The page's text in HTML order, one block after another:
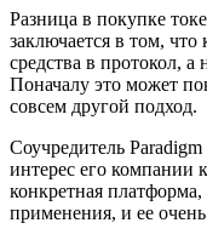
Разница в покупке
заключается в том,
средства в протокол,
Поначалу это может
совсем другой подход.
Соучредитель
интерес его компании
конкретная
применения, и ее